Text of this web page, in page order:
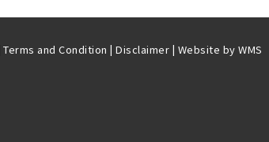
Terms and Condition | Disclaimer | Website by WMS